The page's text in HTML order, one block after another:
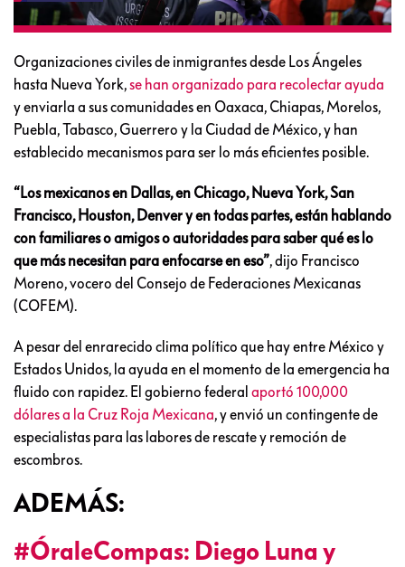
Organizaciones civiles de inmigrantes desde Los Ángeles
hasta Nueva York,se han organizado para recolectar ayuda
y enviarla a sus comunidades en Oaxaca, Chiapas, Morelos,
Puebla, Tabasco, Guerrero y la Ciudad de México, y han
establecido mecanismos para ser lo más eficientes posible.
“Los mexicanos en Dallas, en Chicago, Nueva York, San
Francisco, Houston, Denver y en todas partes, están hablando
con familiares o amigos o autoridades para saber qué es lo
que más necesitan para enfocarse en eso”, dijo Francisco
Moreno, vocero del Consejo de Federaciones Mexicanas
(COFEM).
A pesar del enrarecido clima político que hay entre México y
Estados Unidos, la ayuda en el momento de la emergencia ha
fluido con rapidez. El gobierno federal aportó 100,000
dólares a la Cruz Roja Mexicana, y envió un contingente de
especialistas para las labores de rescate y remoción de
escombros.
ADEMÁS:
#ÓraleCompas: Diego Luna y